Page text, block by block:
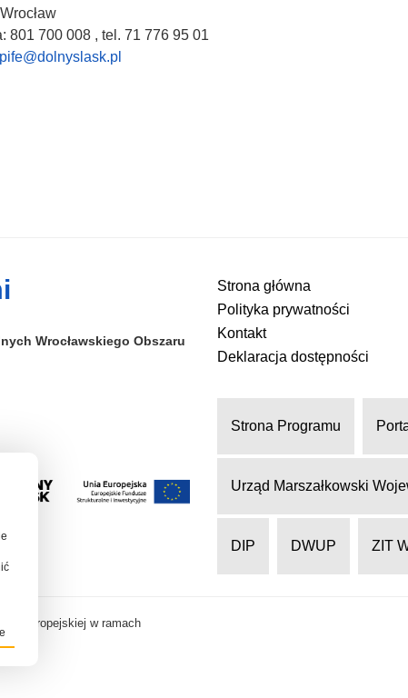
801 700 008 , tel. 71 776 95 01
pife@dolnyslask.pl
Wrocławskiego Obszaru
Strona główna
Polityka prywatności
Kontakt
Deklaracja dostępności
Strona Programu
Urząd Marszałkowski
DIP DWUP ZIT
Europejskiej w ramach